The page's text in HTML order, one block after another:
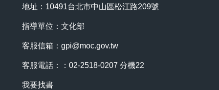
地址：10491台北市中山區松江路209號
指導單位：文化部
客服信箱： gpi@moc.gov.tw
客服電話：：02-2518-0207 分機22
我要找書